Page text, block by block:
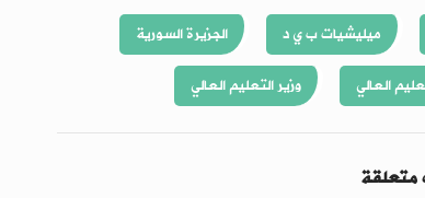
ميليشيات ب ي د
الجزيرة السورية
العالي
وزير التعليم العالي
متعلقة